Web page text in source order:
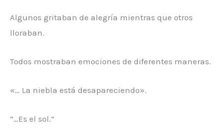
Algunos gritaban de alegría mientras que otros
lloraban.
Todos mostraban emociones de diferentes maneras.
«… La niebla está desapareciendo».
“…Es el sol.”